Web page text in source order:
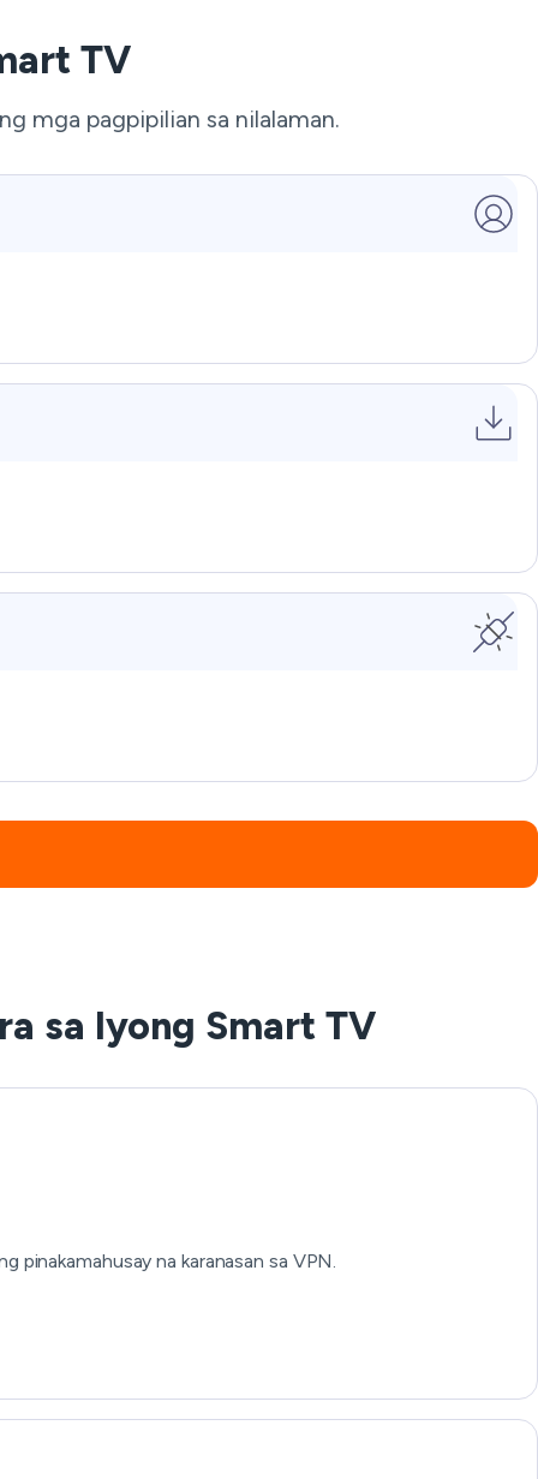
TV
mga pagpipilian sa nilalaman.
sa Iyong Smart TV
pinakamahusay na karanasan sa VPN.